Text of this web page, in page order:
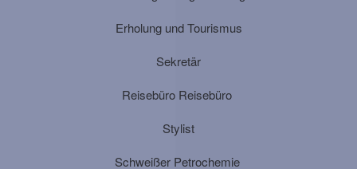
Erholung und Tourismus
Sekretär
Reisebüro Reisebüro
Stylist
Schweißer Petrochemie